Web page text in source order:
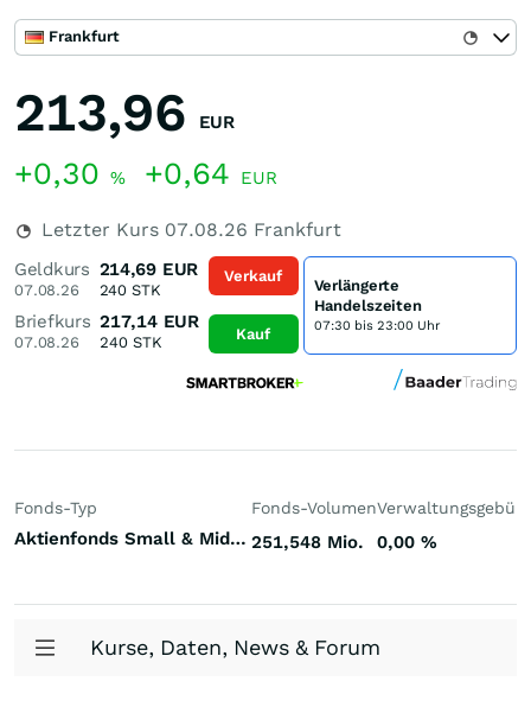
Frankfurt
213,96 EUR
+0,30 % +0,64 EUR
Letzter Kurs 07.08.26 Frankfurt
Geldkurs
07.08.26
214,69 EUR
240 STK
Briefkurs
07.08.26
217,14 EUR
240STK
Verkauf
Kauf
Verlängerte
Handelszeiten
07:30 bis 23:00 Uhr
Fonds-Typ
Aktienfonds Small & Mid Cap Deutschland
Fonds-Volumen
251,548 Mio. 0,00 %
Kurse, Daten, News & Forum